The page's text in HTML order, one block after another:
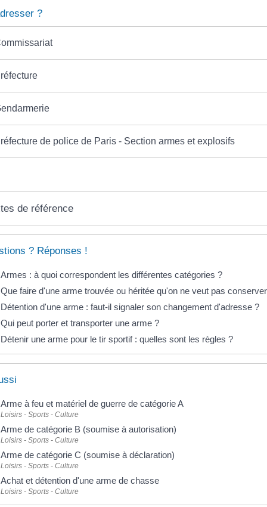
?
de police de Paris - Section armes et explosifs
de référence
? Réponses !
Armes : à quoi correspondent les différentes catégories ?
Que faire d'une arme trouvée ou héritée qu'on ne veut pas
Détention d'une arme : faut-il signaler son changement d'adresse ?
Qui peut porter et transporter une arme ?
Détenir une arme pour le tir sportif : quelles sont les règles ?
Arme à feu et matériel de guerre de catégorie A
Loisirs - Sports - Culture
Arme de catégorie B (soumise à autorisation)
Loisirs - Sports - Culture
Arme de catégorie C (soumise à déclaration)
Loisirs - Sports - Culture
Achat et détention d'une arme de chasse
Loisirs - Sports - Culture